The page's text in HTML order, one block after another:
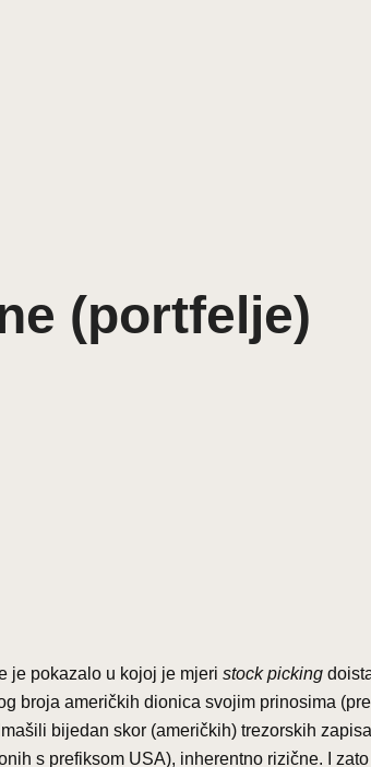
(portfelje)
je pokazalo u kojoj je mjeri stock picking
broja američkih dionica svojim prinosima
bijedan skor (američkih) trezorskih
s prefiksom USA), inherentno rizične. I